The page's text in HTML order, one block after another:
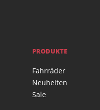
PRODUKTE
Fahrräder
Neuheiten
Sale